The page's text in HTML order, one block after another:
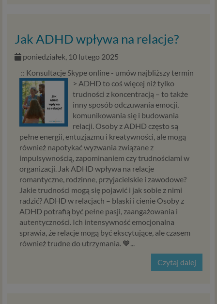
Jak ADHD wpływa na relacje?
poniedziałek, 10 lutego 2025
:: Konsultacje Skype online - umów najbliższy termin
> ADHD to coś więcej niż tylko
trudności z koncentracją – to także
inny sposób odczuwania emocji,
komunikowania się i budowania
relacji. Osoby z ADHD często są
pełne energii, entuzjazmu i kreatywności, ale mogą
również napotykać wyzwania związane z
impulsywnością, zapominaniem czy trudnościami w
organizacji. Jak ADHD wpływa na relacje
romantyczne, rodzinne, przyjacielskie i zawodowe?
Jakie trudności mogą się pojawić i jak sobie z nimi
radzić? ADHD w relacjach – blaski i cienie Osoby z
ADHD potrafią być pełne pasji, zaangażowania i
autentyczności. Ich intensywność emocjonalna
sprawia, że relacje mogą być ekscytujące, ale czasem
również trudne do utrzymania. 💙...
Czytaj dalej
informacji przedstawiamy skrót najważniejszych
zagadnień dotyczących przetwarzania Twoich danych
osobowych, jakie może mieć miejsce po 25 maja 2018 r. w
przeczytanie, nie zajmie to więcej niż kilka minut.
Czym są dane osobowe
Dane osobowe to, zgodnie z RODO, informacje o
zidentyfikowanej lub możliwej do zidentyfikowania
osobie fizycznej. W przypadku korzystania z naszego
serwisu takimi danymi są np. adres e-mail, adres IP lub
Twoje dane w serwisie konsultacyjnym czy w innej
usłudze oferowanej przez Psychoradę. Dane osobowe
mogą być zapisywane w plikach cookies lub podobnych
technologiach (np. local storage) instalowanych przez nas
lub naszych Zaufanych Partnerów na naszych stronach i
urządzeniach, których używasz podczas korzystania z
naszych usług.
Podstawa i cel przetwarzania
Przetwarzanie danych osobowych wymaga podstawy
prawnej. RODO przewiduje kilka rodzajów takich